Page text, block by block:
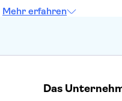
Mehr erfahren
Das